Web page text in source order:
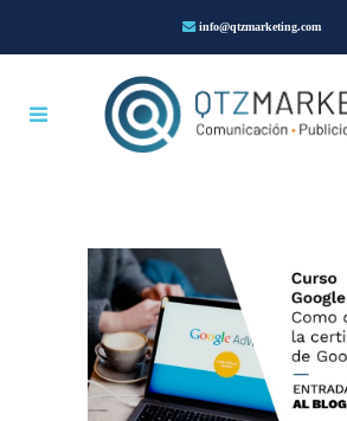
info@qtzmarketing.com